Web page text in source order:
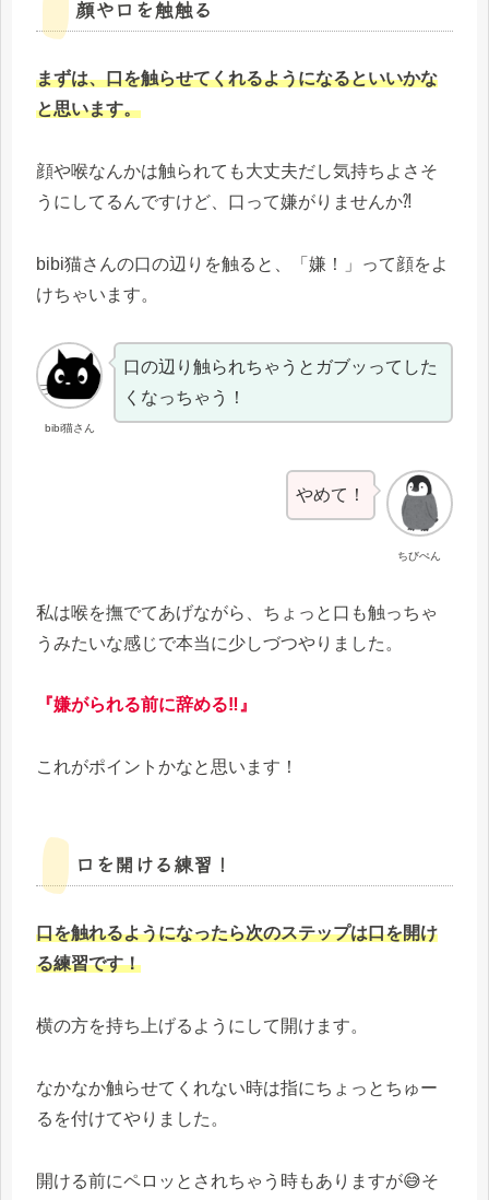
顔や口を触触る
まずは、口を触らせてくれるようになるといいかな
と思います。
顔や喉なんかは触られても大丈夫だし気持ちよさそ
うにしてるんですけど、口って嫌がりませんか⁈
bibi猫さんの口の辺りを触ると、「嫌！」って顔をよ
けちゃいます。
bibi猫さん
口の辺り触られちゃうとガブッってした
くなっちゃう！
ちびぺん
やめて！
私は喉を撫でてあげながら、ちょっと口も触っちゃ
うみたいな感じで本当に少しづつやりました。
『嫌がられる前に辞める‼』
これがポイントかなと思います！
口を開ける練習！
口を触れるようになったら次のステップは口を開け
る練習です！
横の方を持ち上げるようにして開けます。
なかなか触らせてくれない時は指にちょっとちゅー
るを付けてやりました。
開ける前にペロッとされちゃう時もありますが😅そ